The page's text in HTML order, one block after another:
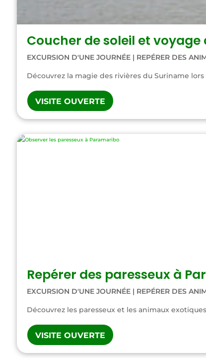
Coucher de soleil et
EXCURSION D'UNE JOURNÉE| REPÉRER DES
Découvrez la magie des rivières du Suriname
VISITE OUVERTE
Repérer des paresseux à
EXCURSION D'UNE JOURNÉE| REPÉRER DES
Découvrez les paresseux et les animaux
VISITE OUVERTE